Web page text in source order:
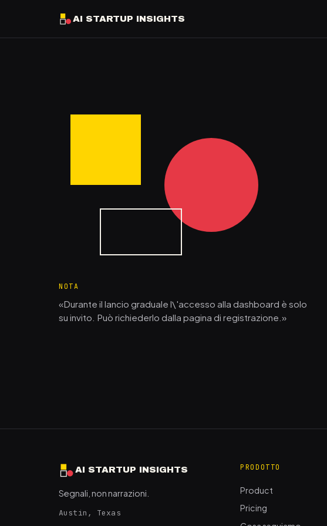
AI STARTUP INSIGHTS
NOTA
«Durante il lancio graduale l\'accesso alla dashboard è solo
su invito. Può richiederlo dalla pagina di registrazione.»
AI STARTUP INSIGHTS
Segnali, non narrazioni.
Austin, Texas
PRODOTTO
Product
Pricing